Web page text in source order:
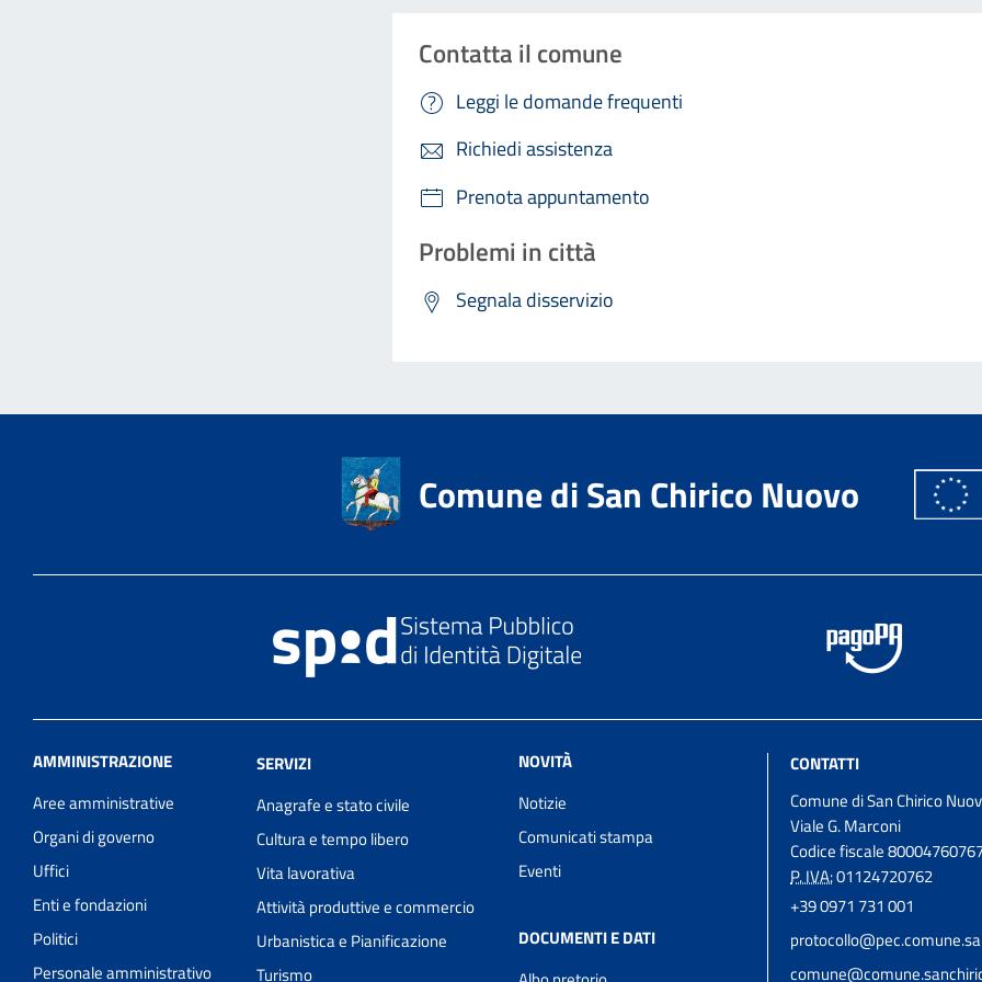
Contatta il comune
Leggi le domande frequenti
Richiedi assistenza
Prenota appuntamento
Problemi in città
Segnala disservizio
Comune di San Chirico Nuovo
AMMINISTRAZIONE
Aree amministrative
Organi di governo
Uffici
Enti e fondazioni
Politici
Personale amministrativo
SERVIZI
Anagrafe e stato civile
Cultura e tempo libero
Vita lavorativa
Attività produttive e commercio
Urbanistica e Pianificazione
Turismo
NOVITÀ
Notizie
Comunicati stampa
Eventi
DOCUMENTI E DATI
CONTATTI
Comune di San Chirico
Viale G. Marconi
Codice fiscale
P. IVA:01124720762
+39 0971 731 001